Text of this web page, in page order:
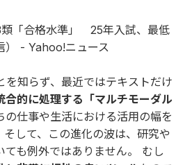
「合格水準」 25年入試、最低
） - Yahoo!ニュース
を知らず、最近ではテキストだけ
合的に処理する「マルチモーダル
の仕事や生活における活用の幅を
して、この進化の波は、研究や
ても例外ではありません。 むし